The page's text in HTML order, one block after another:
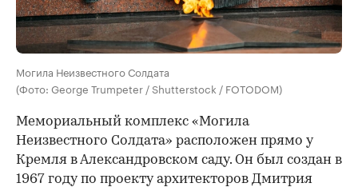
Могила Неизвестного Солдата
(Фото: George Trumpeter / Shutterstock / FOTODOM)
Мемориальный комплекс «Могила
Неизвестного Солдата» расположен прямо у
Кремля в Александровском саду. Он был создан в
1967 году по проекту архитекторов Дмитрия